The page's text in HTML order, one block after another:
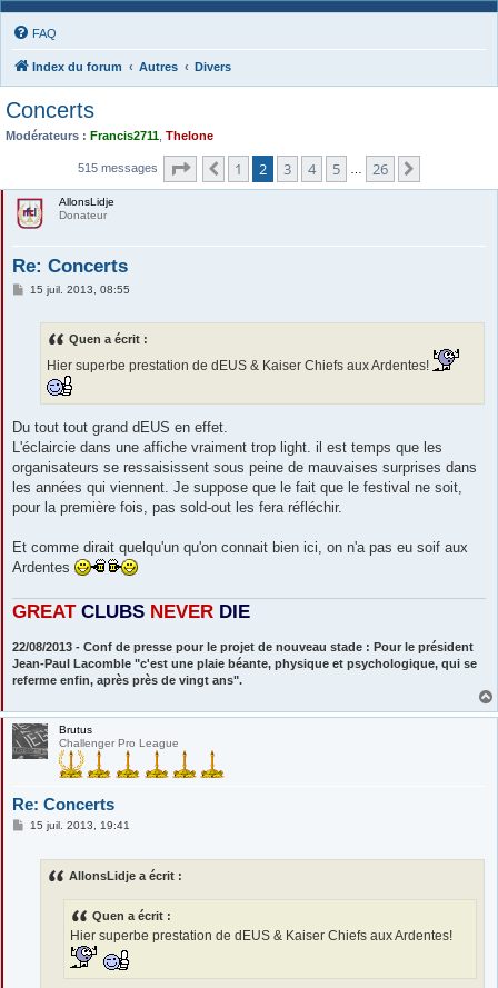
FAQ
Index du forum Autres Divers
Concerts
Modérateurs : Francis2711 Thelone
515 messages Page sur26
Précédente
1 2 3 4 5 26
AllonsLidje
Donateur
Re: Concerts
M15 juil. 2013, 08:55
Quen a écrit :
Hier superbe prestation de dEUS & Kaiser Chiefs aux Ardentes!
Du tout tout grand dEUS en effet.
L'éclaircie dans une affiche vraiment trop light. il est temps que les
organisateurs se ressaisissent sous peine de mauvaises surprises dans
les années qui viennent. Je suppose que le fait que le festival ne soit,
pour la première fois, pas sold-out les fera réfléchir.
Et comme dirait quelqu'un qu'on connait bien ici, on n'a pas eu soif aux
Ardentes
GREAT CLUBS NEVER DIE
22/08/2013 - Conf de presse pour le projet de nouveau stade : Pour le président
Jean-Paul Lacomble "c'est une plaie béante, physique et psychologique, qui se
referme enfin, après près de vingt ans".
Brutus
Challenger Pro League
Re: Concerts
M
15 juil. 2013, 19:41
AllonsLidje a écrit :
Quen a écrit :
Hier superbe prestation de dEUS & Kaiser Chiefs aux Ardentes!